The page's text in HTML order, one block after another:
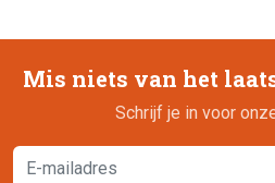
Mis niets van het
Schrijf je in voor